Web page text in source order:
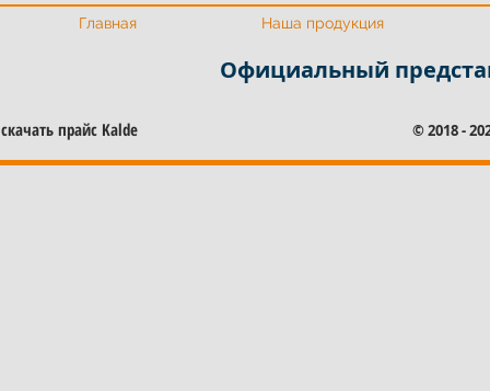
Официальный представитель Калде Официальный
Главная Наша продукция
Официальный
скачать прайс Kalde © 2018 -